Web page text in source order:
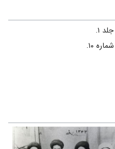
۱.
۱۰.